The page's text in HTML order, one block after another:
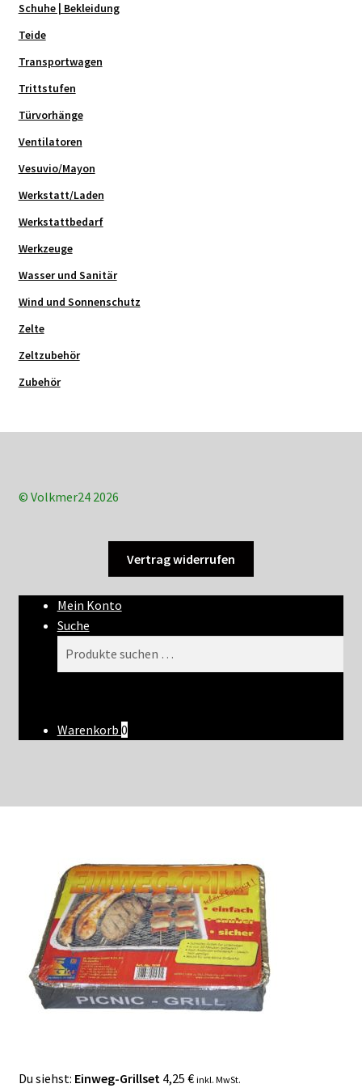
Schuhe | Bekleidung
Teide
Transportwagen
Trittstufen
Türvorhänge
Ventilatoren
Vesuvio/Mayon
Werkstatt/Laden
Werkstattbedarf
Werkzeuge
Wasser und Sanitär
Wind und Sonnenschutz
Zelte
Zeltzubehör
Zubehör
© Volkmer24 2026
Vertrag widerrufen
Mein Konto
Suche
Warenkorb 0
Du siehst: Einweg-Grillset 4,25 € inkl. MwSt.